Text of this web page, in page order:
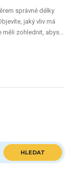
správné délky
jaký vliv má
měli zohlednit, abyste
HLEDAT